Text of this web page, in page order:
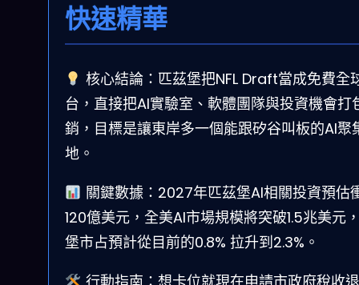
快速精華
核心結論：匹茲堡把NFL Draft當成免費全
台，直接把AI實驗室、軟體團隊與投資機會打
銷，目標是讓東岸多一個能跟矽谷叫板的AI聚
地。
關鍵數據：2027年匹茲堡AI相關投資預估
120億美元，全美AI市場規模將突破1.5兆美元
堡市占預計從目前的0.8% 拉升到2.3%。